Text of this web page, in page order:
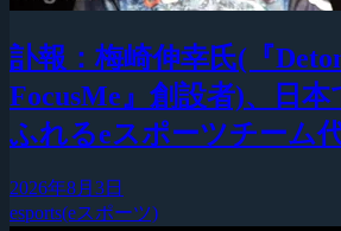
訃報：梅崎伸幸氏(『
FocusMe』創設者)、日
ふれるeスポーツチーム
2026年8月3日
esports(eスポーツ)